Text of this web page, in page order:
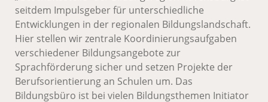
seitdem Impulsgeber für unterschiedliche
Entwicklungen in der regionalen Bildungslandschaft.
Hier stellen wir zentrale Koordinierungsaufgaben
verschiedener Bildungsangebote zur
Sprachförderung sicher und setzen Projekte der
Berufsorientierung an Schulen um. Das
Bildungsbüro ist bei vielen Bildungsthemen Initiator